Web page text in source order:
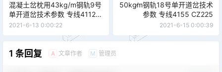
混凝土岔枕用43kg/m钢轨9号
单开道岔技术参数 专线4112
CZ012
2021-6-13 0:00:22
50kg∕m钢轨18号单开道岔技术
参数 专线4155 CZ225
2021-6-15 0:00:39
1 条回复 A 文章作者 M 管理员